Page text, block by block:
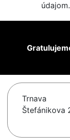
údajom.
Trnava
Štefánikova